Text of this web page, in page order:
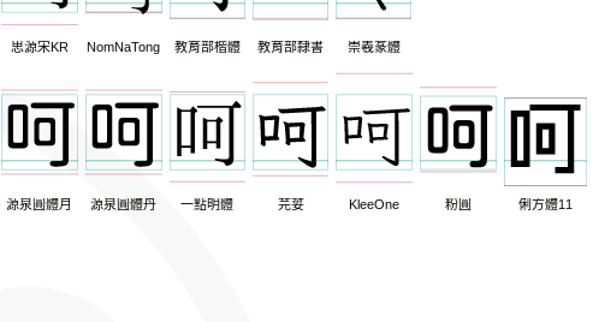
思源宋KR NomNaTong 教育部楷體 教育部隸書 崇羲篆體
源泉圓體月 源泉圓體丹 一點明體 芫荽 KleeOne 粉圓 俐方體11